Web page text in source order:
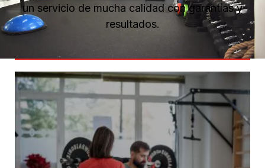
un servicio de mucha calidad con garantías y
resultados.